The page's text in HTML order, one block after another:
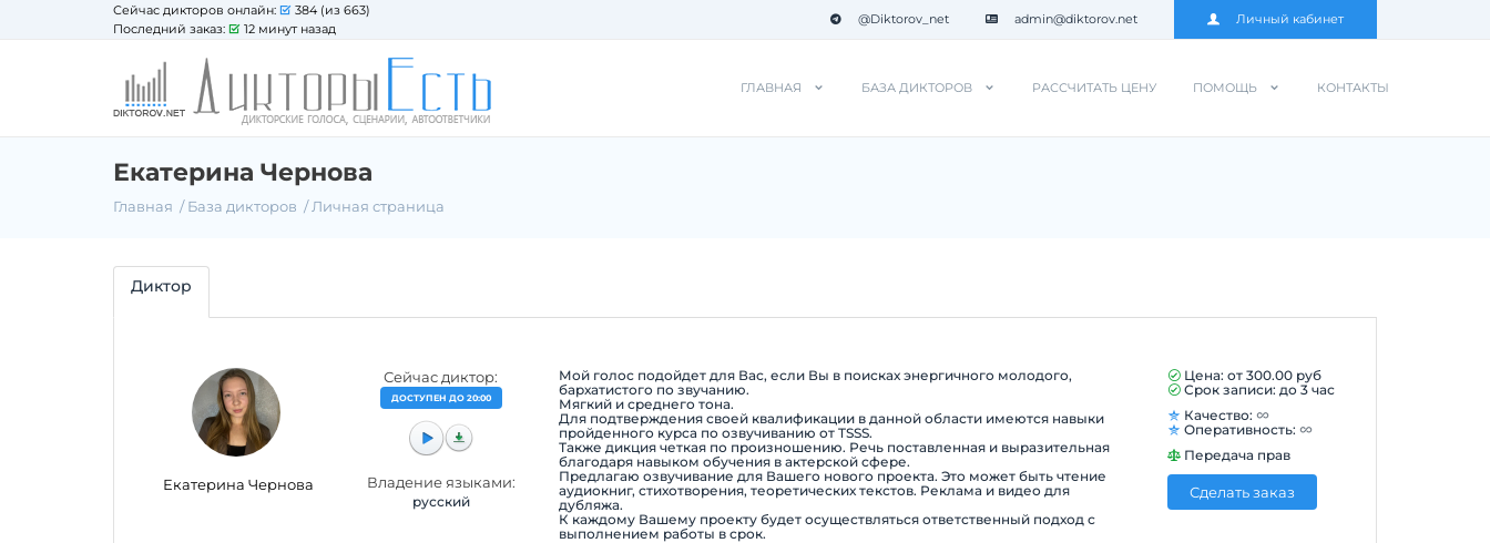
Сейчас дикторов онлайн:
384 (из 663)
Последний заказ:
12 минут назад
@Diktorov_net admin@diktorov.net Личный кабинет
ГЛАВНАЯ БАЗА ДИКТОРОВ РАССЧИТАТЬ ЦЕНУ ПОМОЩЬ КОНТАКТЫ
Екатерина Чернова
Главная База дикторов Личная страница
Диктор
Екатерина Чернова
Сейчас диктор:
ДОСТУПЕН ДО 20:00
Владение языками:
русский
Цена: от 300.00 руб
Срок записи: до 3 час
Качество:
Оперативность:
Передача прав
Сделать заказ
Мой голос подойдет для Вас, если Вы в поисках энергичного молодого,
бархатистого по звучанию.
Мягкий и среднего тона.
Для подтверждения своей квалификации в данной области имеются навыки
пройденного курса по озвучиванию от TSSS.
Также дикция четкая по произношению. Речь поставленная и выразительная
благодаря навыком обучения в актерской сфере.
Предлагаю озвучивание для Вашего нового проекта. Это может быть чтение
аудиокниг, стихотворения, теоретических текстов. Реклама и видео для
дубляжа.
К каждому Вашему проекту будет осуществляться ответственный подход с
выполнением работы в срок.